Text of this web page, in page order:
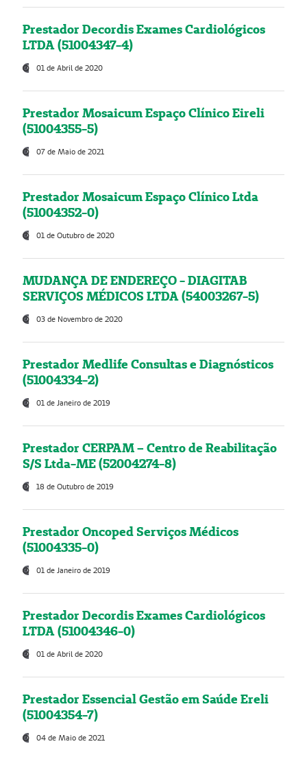
Prestador Decordis Exames Cardiológicos
LTDA (51004347-4)
01 de Abril de 2020
Prestador Mosaicum Espaço Clínico Eireli
(51004355-5)
07 de Maio de 2021
Prestador Mosaicum Espaço Clínico Ltda
(51004352-0)
01 de Outubro de 2020
MUDANÇA DE ENDEREÇO - DIAGITAB
SERVIÇOS MÉDICOS LTDA (54003267-5)
03 de Novembro de 2020
Prestador Medlife Consultas e Diagnósticos
(51004334-2)
01 de Janeiro de 2019
Prestador CERPAM – Centro de Reabilitação
S/S Ltda-ME (52004274-8)
18 de Outubro de 2019
Prestador Oncoped Serviços Médicos
(51004335-0)
01 de Janeiro de 2019
Prestador Decordis Exames Cardiológicos
LTDA (51004346-0)
01 de Abril de 2020
Prestador Essencial Gestão em Saúde Ereli
(51004354-7)
04 de Maio de 2021